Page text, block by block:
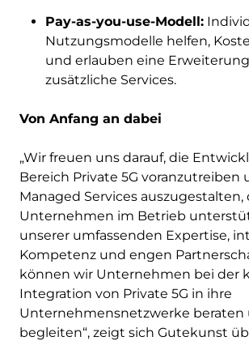
Pay-as-you-use-Modell:
Nutzungsmodelle helfen,
und erlauben eine
zusätzliche Services.
Von Anfang an dabei
„Wir freuen uns darauf, die
Bereich Private 5G voranzutreiben
Managed Services auszugestalten,
Unternehmen im Betrieb
unserer umfassenden Expertise,
Kompetenz und engen
können wir Unternehmen bei der
Integration von Private 5G in ihre
Unternehmensnetzwerke beraten
begleiten“, zeigt sich Gutekunst